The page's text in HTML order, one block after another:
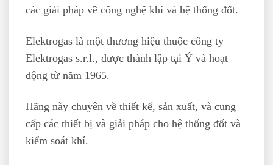
các giải pháp về công nghệ khí và hệ thống đốt.
Elektrogas là một thương hiệu thuộc công ty
Elektrogas s.r.l., được thành lập tại Ý và hoạt
động từ năm 1965.
Hãng này chuyên về thiết kế, sản xuất, và cung
cấp các thiết bị và giải pháp cho hệ thống đốt và
kiểm soát khí.